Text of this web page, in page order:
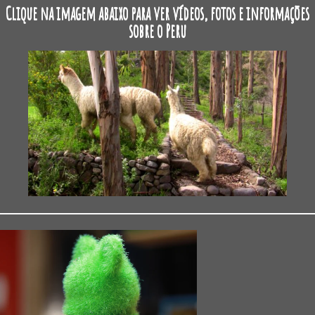
Clique na imagem abaixo para ver vídeos, fotos e informações
sobre o Peru